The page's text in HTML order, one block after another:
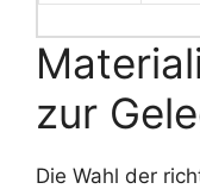
zur
Die Wahl der